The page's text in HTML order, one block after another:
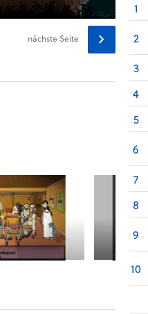
nächste Seite
1
2
3
4
5
6
7
8
9
10